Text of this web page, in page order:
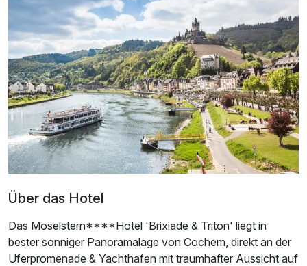
Ausstattung
Zusatznächte
Für 3 Tage
Über das Hotel
Das Moselstern****Hotel 'Brixiade & Triton' liegt in
bester sonniger Panoramalage von Cochem, direkt an der
Uferpromenade & Yachthafen mit traumhafter Aussicht auf